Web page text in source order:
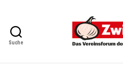
Suche